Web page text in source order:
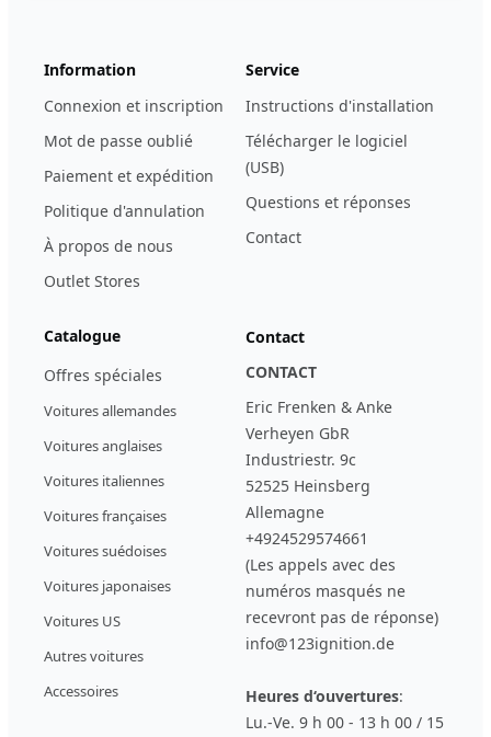
Information
Connexion et inscription
Mot de passe oublié
Paiement et expédition
Politique d'annulation
À propos de nous
Outlet Stores
Service
Instructions d'installation
Télécharger le logiciel
(USB)
Questions et réponses
Contact
Catalogue
Offres spéciales
Voitures allemandes
Voitures anglaises
Voitures italiennes
Voitures françaises
Voitures suédoises
Voitures japonaises
Voitures US
Autres voitures
Accessoires
Contact
CONTACT
Eric Frenken & Anke
Verheyen GbR
Industriestr. 9c
52525 Heinsberg
Allemagne
+4924529574661
(Les appels avec des
numéros masqués ne
recevront pas de réponse)
info@123ignition.de
Heures d‘ouvertures:
Lu.-Ve. 9 h 00 - 13 h 00 / 15